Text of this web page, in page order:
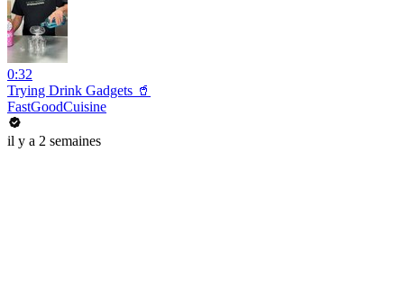
0:32
Trying Drink Gadgets 🥤
FastGoodCuisine
il y a 2 semaines